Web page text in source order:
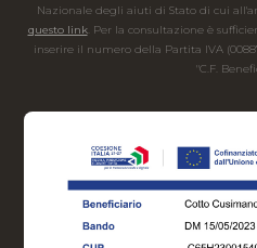
Nazionale degli aiuti di Stato di cui
questo link. Per la consultazione è
inserire il numero della Partita IVA
"C.F.